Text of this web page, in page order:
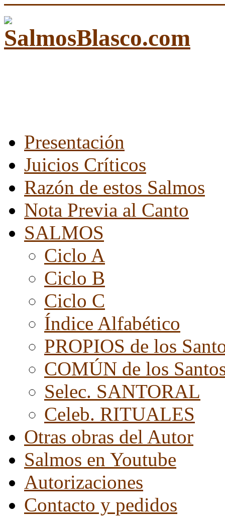
Presentación
Juicios Críticos
Razón de estos Salmos
Nota Previa al Canto
SALMOS
Ciclo A
Ciclo B
Ciclo C
Índice Alfabético
PROPIOS de los
COMÚN de los
Selec. SANTORAL
Celeb. RITUALES
Otras obras del Autor
Salmos en Youtube
Autorizaciones
Contacto y pedidos